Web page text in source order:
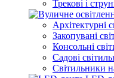
Трекові і
Архітектурні
Закопувані
Консольні
Садові
Світильники